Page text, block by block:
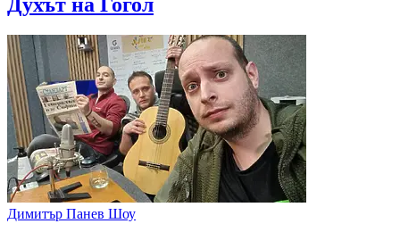
Духът на Гогол
Димитър Панев Шоу